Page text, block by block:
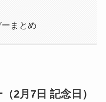
まとめ
2月7日 記念日）